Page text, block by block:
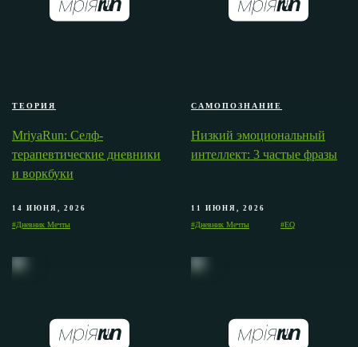
ТЕОРИЯ
MriyaRun: Селф-
терапевтические дневники
и воркбуки
14 ИЮНЯ, 2026
#Дневник Мечты
САМОПОЗНАНИЕ
Низкий эмоциональный
интеллект: 3 частые фразы
11 ИЮНЯ, 2026
#Дневник Мечты #EQ